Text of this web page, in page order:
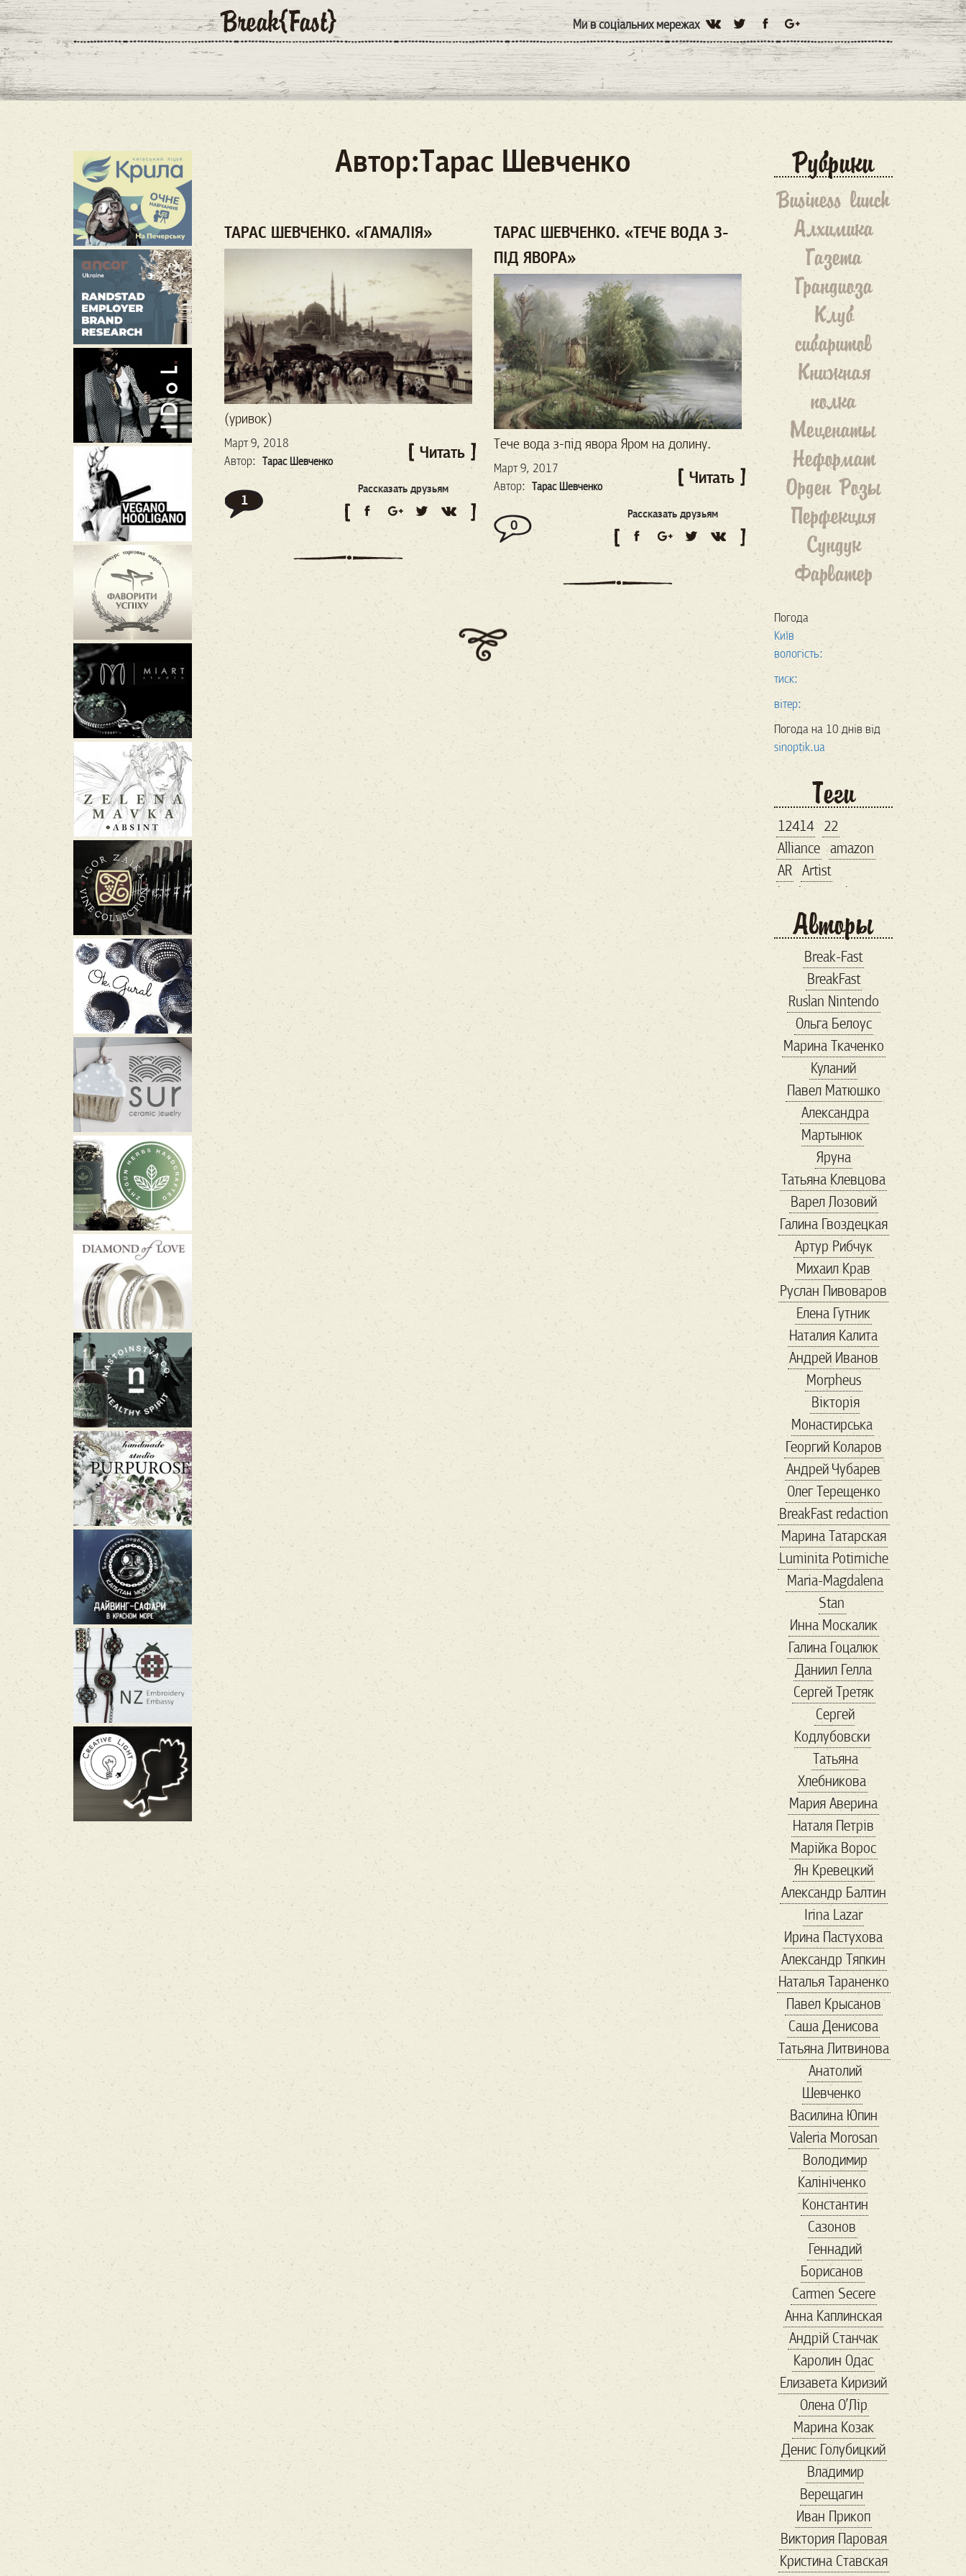
Ми в соціальних мережах
Автор:Тарас Шевченко
ТАРАС ШЕВЧЕНКО. «ГАМАЛІЯ»
(уривок)
Март 9, 2018
Автор: Тарас Шевченко Читать
1
Рассказать друзьям
ТАРАС ШЕВЧЕНКО. «ТЕЧЕ ВОДА З-
ПІД ЯВОРА»
Тече вода з-під явора Яром на долину.
Март 9, 2017
Автор: Тарас Шевченко Читать
0
Рассказать друзьям
Рубрики
Business lunch
Алхимика
Газета
Грандиоза
Клуб
сибаритов
Книжная
полка
Меценаты
Неформат
Орден Розы
Перфекция
Сундук
Фарватер
Погода
Київ
вологість:
тиск:
вітер:
Погода на 10 днів від
sinoptik.ua
Теги
12414 22
Alliance amazon
AR Artist
bankroupt
bitcoin
brand
business lunch
comiccon comix
conservative
coronavirus
cosplay
COVID-19
cryptocurency dc
digitalID Facebook
Fashion forbes
Forbs Game Gavi
good guardian
hackathon HR
ID2020
Instagram
IT
maga
Marketing marvel
MMA online
playstation
politicalmemes
politics republican
rightwing
rightwingpopulism
SARSCoV2
savemariupol
showbiz
TheResistance
thirdparty Trump
uspolitics veter
vox VR Wallmart
walmart авиа
автомобили
авторы агенство
адвокат
адреналин
азовсталь
амбасадори
антиквариат
Антикорупція
антресоли апрель
Арестович
Армения арсенал
арт артден
Артур
Архитектура
Білий Дім
баальбек бабочка
Балканы бандиты
банки
банкротство
бархатный сезон
баскетбол
беженцы безвиз
бездомные Бернс
Бизнес-завтрак
бисер
благотворительность
блины бокс
Болгария
болгария выборы
Бренд
Бриджит Бардо
Букер
бюро находок
в мире Війна
віршовіття
вакцинация
Валентин
ванна
варел варенье
веган веган 2
веган бум
великие
Венесуэла
вениция венок
Весна
весна в Украине
Ветеран
вино
Авторы
Break-Fast
BreakFast
Ruslan Nintendo
Ольга Белоус
Марина Ткаченко
Куланий
Павел Матюшко
Александра
Мартынюк
Яруна
Татьяна Клевцова
Варел Лозовий
Галина Гвоздецкая
Артур Рибчук
Михаил Крав
Руслан Пивоваров
Елена Гутник
Наталия Калита
Андрей Иванов
Morpheus
Вікторія
Монастирська
Георгий Коларов
Андрей Чубарев
Олег Терещенко
BreakFast redaction
Марина Татарская
Luminita Potirniche
Maria-Magdalena
Stan
Инна Москалик
Галина Гоцалюк
Даниил Гелла
Сергей Третяк
Сергей
Кодлубовски
Татьяна
Хлебникова
Мария Аверина
Наталя Петрів
Марійка Вороc
Ян Кревецкий
Александр Балтин
Irina Lazar
Ирина Пастухова
Александр Тяпкин
Наталья Тараненко
Павел Крысанов
Саша Денисова
Татьяна Литвинова
Анатолий
Шевченко
Василина Юпин
Valeria Morosan
Володимир
Калініченко
Константин
Сазонов
Геннадий
Борисанов
Carmen Secere
Анна Каплинская
Андрій Станчак
Каролин Одас
Елизавета Киризий
Олена О’Лір
Марина Козак
Денис Голубицкий
Владимир
Верещагин
Иван Прикоп
Виктория Паровая
Кристина Ставская